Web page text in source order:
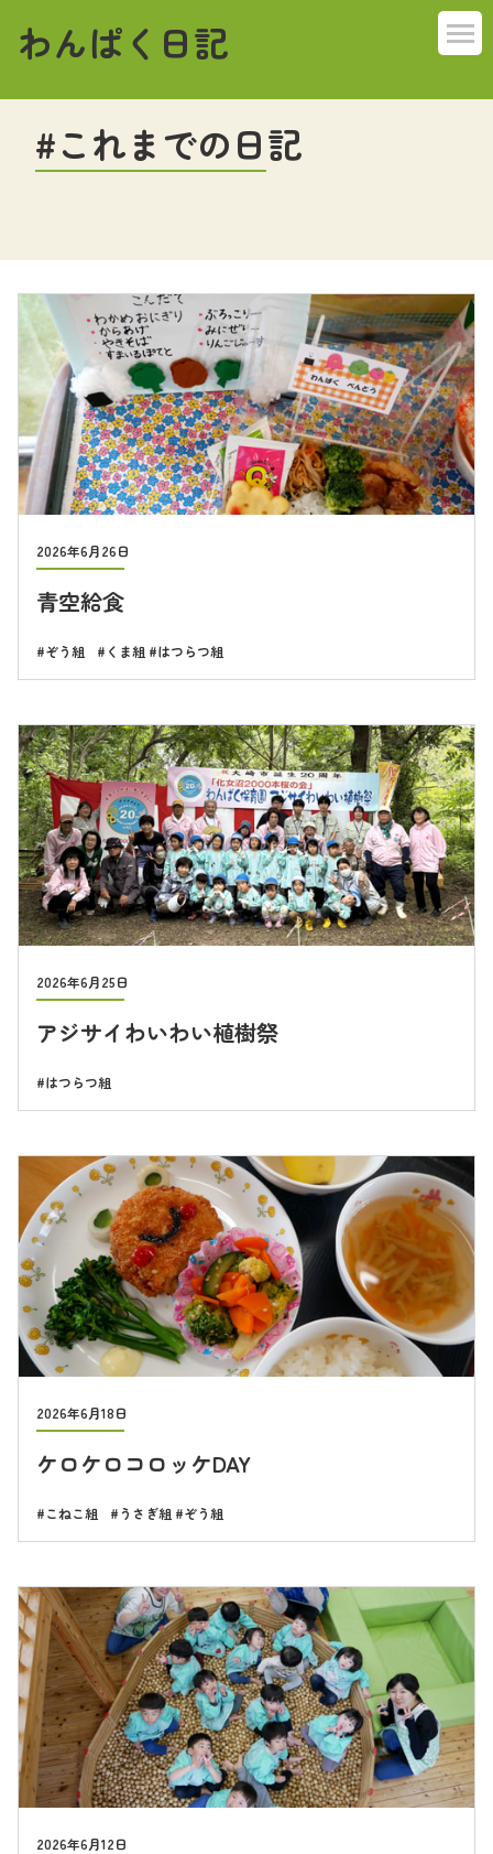
わんぱく日記
これまでの日記
2026年6月26日
青空給食
ぞう組 くま組 はつらつ組
2026年6月25日
アジサイわいわい植樹祭
はつらつ組
2026年6月18日
ケロケロコロッケDAY
こねこ組 うさぎ組 ぞう組
2026年6月12日